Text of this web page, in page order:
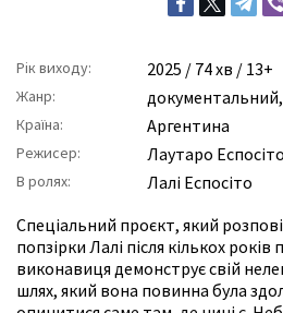
Рік виходу: 2025 / 74 хв / 13+
Жанр: документальний,
Країна: Аргентина
Режисер: Лаутаро Еспосіто
В ролях:
Лалі Еспосіто
Спеціальний проєкт, який
попзірки Лалі після кількох
виконавиця демонструє свій
шлях, який вона повинна була